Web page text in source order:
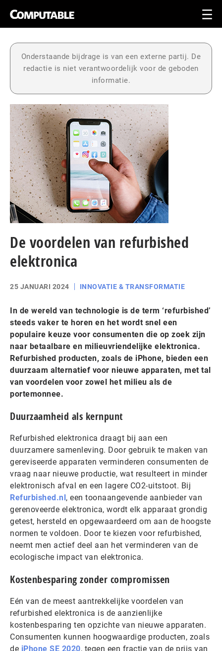
Onderstaande bijdrage is van een externe partij. De
redactie is niet verantwoordelijk voor de geboden
informatie.
De voordelen van refurbished
elektronica
25 JANUARI 2024 INNOVATIE & TRANSFORMATIE
In de wereld van technologie is de term ‘refurbished’
steeds vaker te horen en het wordt snel een
populaire keuze voor consumenten die op zoek zijn
naar betaalbare en milieuvriendelijke elektronica.
Refurbished producten, zoals de iPhone, bieden een
duurzaam alternatief voor nieuwe apparaten, met tal
van voordelen voor zowel het milieu als de
portemonnee.
Duurzaamheid als kernpunt
Refurbished elektronica draagt bij aan een
duurzamere samenleving. Door gebruik te maken van
gereviseerde apparaten verminderen consumenten de
vraag naar nieuwe productie, wat resulteert in minder
elektronisch afval en een lagere CO2-uitstoot. Bij
Refurbished.nl, een toonaangevende aanbieder van
gerenoveerde elektronica, wordt elk apparaat grondig
getest, hersteld en opgewaardeerd om aan de hoogste
normen te voldoen. Door te kiezen voor refurbished,
neemt men actief deel aan het verminderen van de
ecologische impact van elektronica.
Kostenbesparing zonder compromissen
Eén van de meest aantrekkelijke voordelen van
refurbished elektronica is de aanzienlijke
kostenbesparing ten opzichte van nieuwe apparaten.
Consumenten kunnen hoogwaardige producten, zoals
de iPhone SE 2020, tegen een fractie van de prijs van